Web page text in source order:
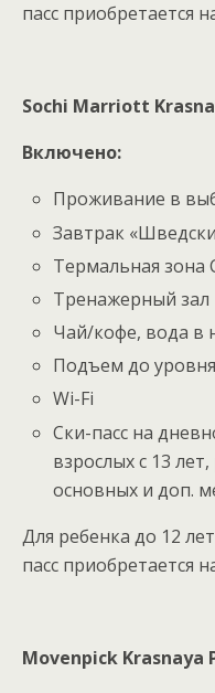
пасс приобретается
Sochi Marriott
Включено:
Проживание в
Завтрак
Термальная зона
Тренажерный зал
Чай/кофе, вода в
Подъем до
Wi-Fi
Ски-пасс на
взрослых с 13
основных и доп.
Для ребенка до 12
пасс приобретается
Movenpick Krasnaya